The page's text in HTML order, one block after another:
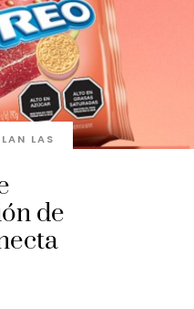
de
LAS